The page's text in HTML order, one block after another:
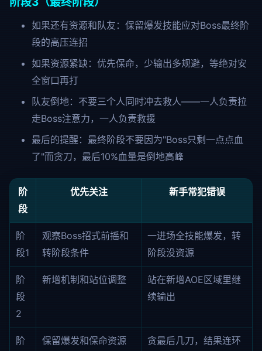
如果还有资源和队友：保留爆发技能应对Boss最终阶
段的高压连招
如果资源紧缺：优先保命，少输出多规避，等绝对安
全窗口再打
队友倒地：不要三个人同时冲去救人——一人负责拉
走Boss注意力，一人负责救援
最后的提醒：最终阶段不要因为"Boss只剩一点点血
了"而贪刀，最后10%血量是倒地高峰
阶
段
优先关注 新手常犯错误
阶
段1
观察Boss招式前摇和
转阶段条件
一进场全技能爆发，转
阶段没资源
阶
段
2
新增机制和站位调整
站在新增AOE区域里继
续输出
阶
保留爆发和保命资源
贪最后几刀，结果连环